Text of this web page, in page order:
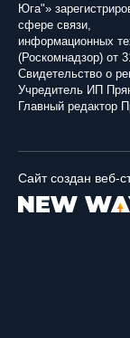
Юга"»
сфере связи,
информационных
(Роскомнадзор) от
Свидетельство о
Учредитель ИП
Главный редактор
Сайт создан веб-